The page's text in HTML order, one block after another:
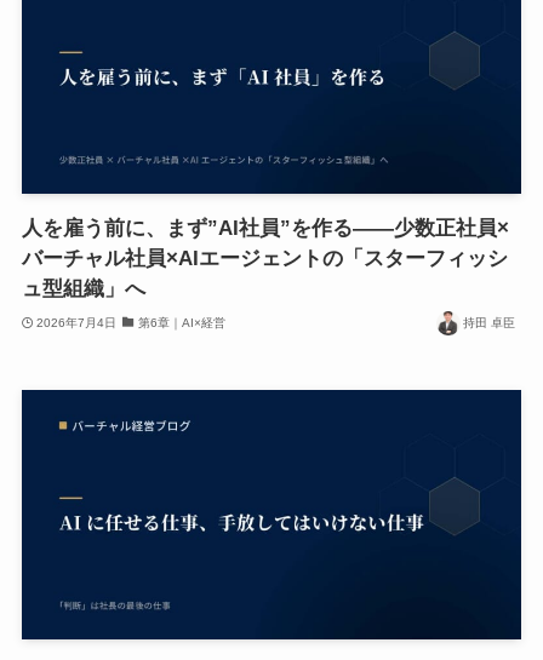
人を雇う前に、まず”AI社員”を作る——少数正社員×
バーチャル社員×AIエージェントの「スターフィッシ
ュ型組織」へ
2026年7月4日 第6章｜AI×経営 持田 卓臣